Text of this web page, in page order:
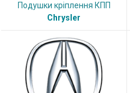
Подушки кріплення КПП
Chrysler